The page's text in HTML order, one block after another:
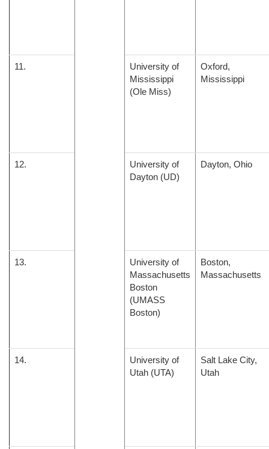
11.
University of
Mississippi
(Ole Miss)
Oxford,
Mississippi
12.
University of
Dayton (UD)
Dayton, Ohio
13.
University of
Massachusetts
Boston
(UMASS
Boston)
Boston,
Massachusetts
14.
University of
Utah (UTA)
Salt Lake City,
Utah